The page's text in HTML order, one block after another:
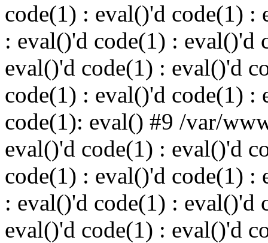
code(1) : eval()'d code(1) :
: eval()'d code(1) : eval()'d
eval()'d code(1) : eval()'d
code(1) : eval()'d code(1) :
code(1): eval() #9 /var/
eval()'d code(1) : eval()'d
code(1) : eval()'d code(1) :
: eval()'d code(1) : eval()'d
eval()'d code(1) : eval()'d